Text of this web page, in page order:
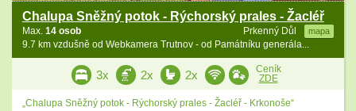
Chalupa Sněžný potok - Rýchorský prales - Žacléř
Prkenný Důl mapa
Max. 14 osob
9.7 km vzdušně od Webkamera Trutnov - od Památníku generála...
3x 2x 2x
Ceník
ZDE
„Chalupa Sněžný potok - Rýchorský prales - Žacléř - Krkonoše“